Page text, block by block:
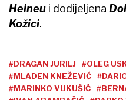
Heineu i dodijeljena
Kožici.
#DRAGAN JURILJ #OLEG
#MLADEN KNEŽEVIĆ
#MARINKO VUKUŠIĆ